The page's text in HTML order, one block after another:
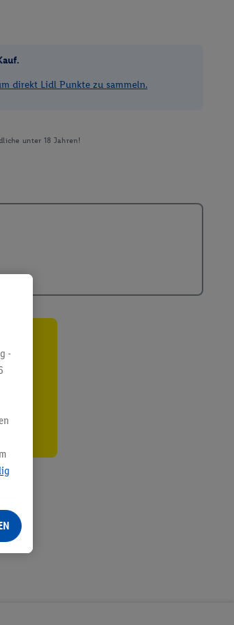
direkt Lidl Punkte zu sammeln.
unter 18 Jahren!
-